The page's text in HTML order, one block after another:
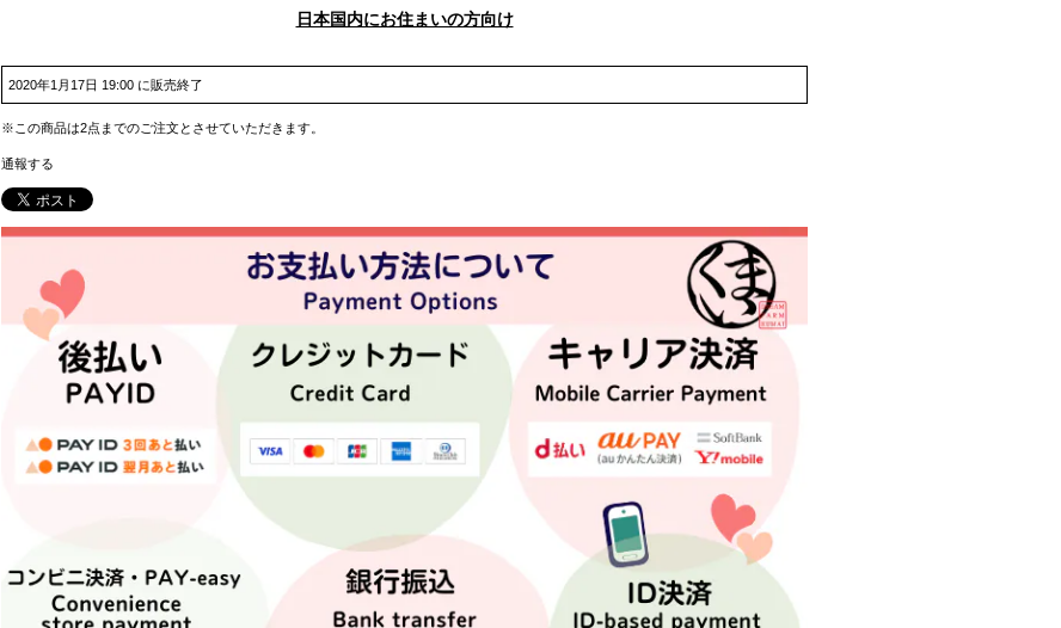
日本国内にお住まいの方向け
2020年1月17日 19:00 に販売終了
※この商品は2点までのご注文とさせていただきます。
通報する